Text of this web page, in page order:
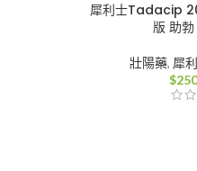
犀利士Tadacip
版 助
壯陽藥, 犀
$